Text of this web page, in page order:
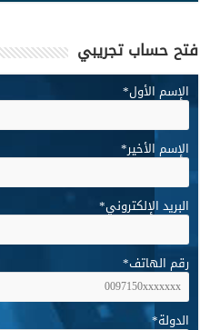
فتح حساب تجريبي
الإسم الأول*
الإسم الأخير*
البريد الإلكتروني*
رقم الهاتف*
الدولة*